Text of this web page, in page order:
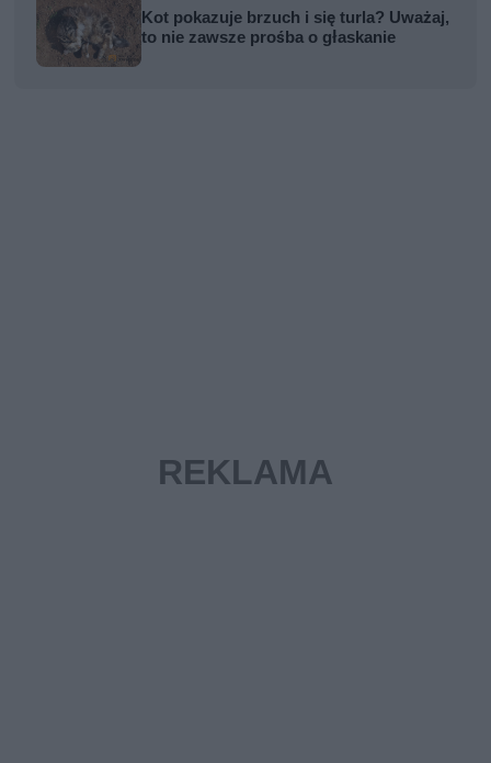
Kot pokazuje brzuch i się turla? Uważaj,
to nie zawsze prośba o głaskanie